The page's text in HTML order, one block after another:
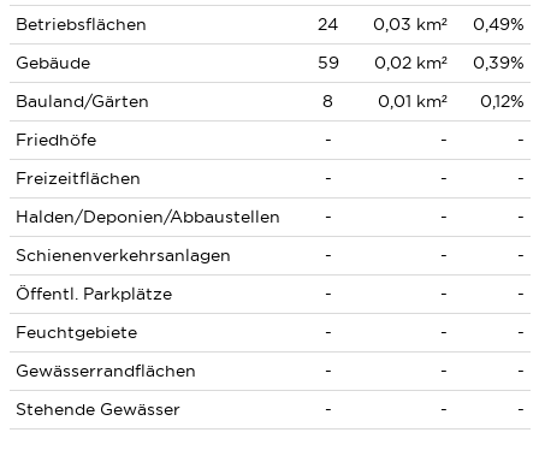
Betriebsflächen 24 0,03 km²
0,49%
Gebäude
59 0,02 km²
0,39%
Bauland/Gärten
8 0,01 km²
0,12%
Friedhöfe
- -
-
Freizeitflächen
- -
-
Halden/Deponien/Abbaustellen
- -
-
Schienenverkehrsanlagen
- -
-
Öffentl. Parkplätze
- -
-
Feuchtgebiete
- -
-
Gewässerrandflächen
- -
-
Stehende Gewässer
- - -